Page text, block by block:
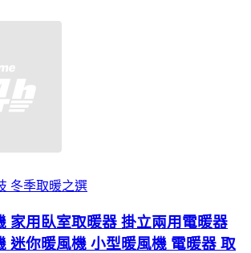
冬季取暖之選
家用臥室取暖器 掛立兩用電暖器
迷你暖風機 小型暖風機 電暖器 取